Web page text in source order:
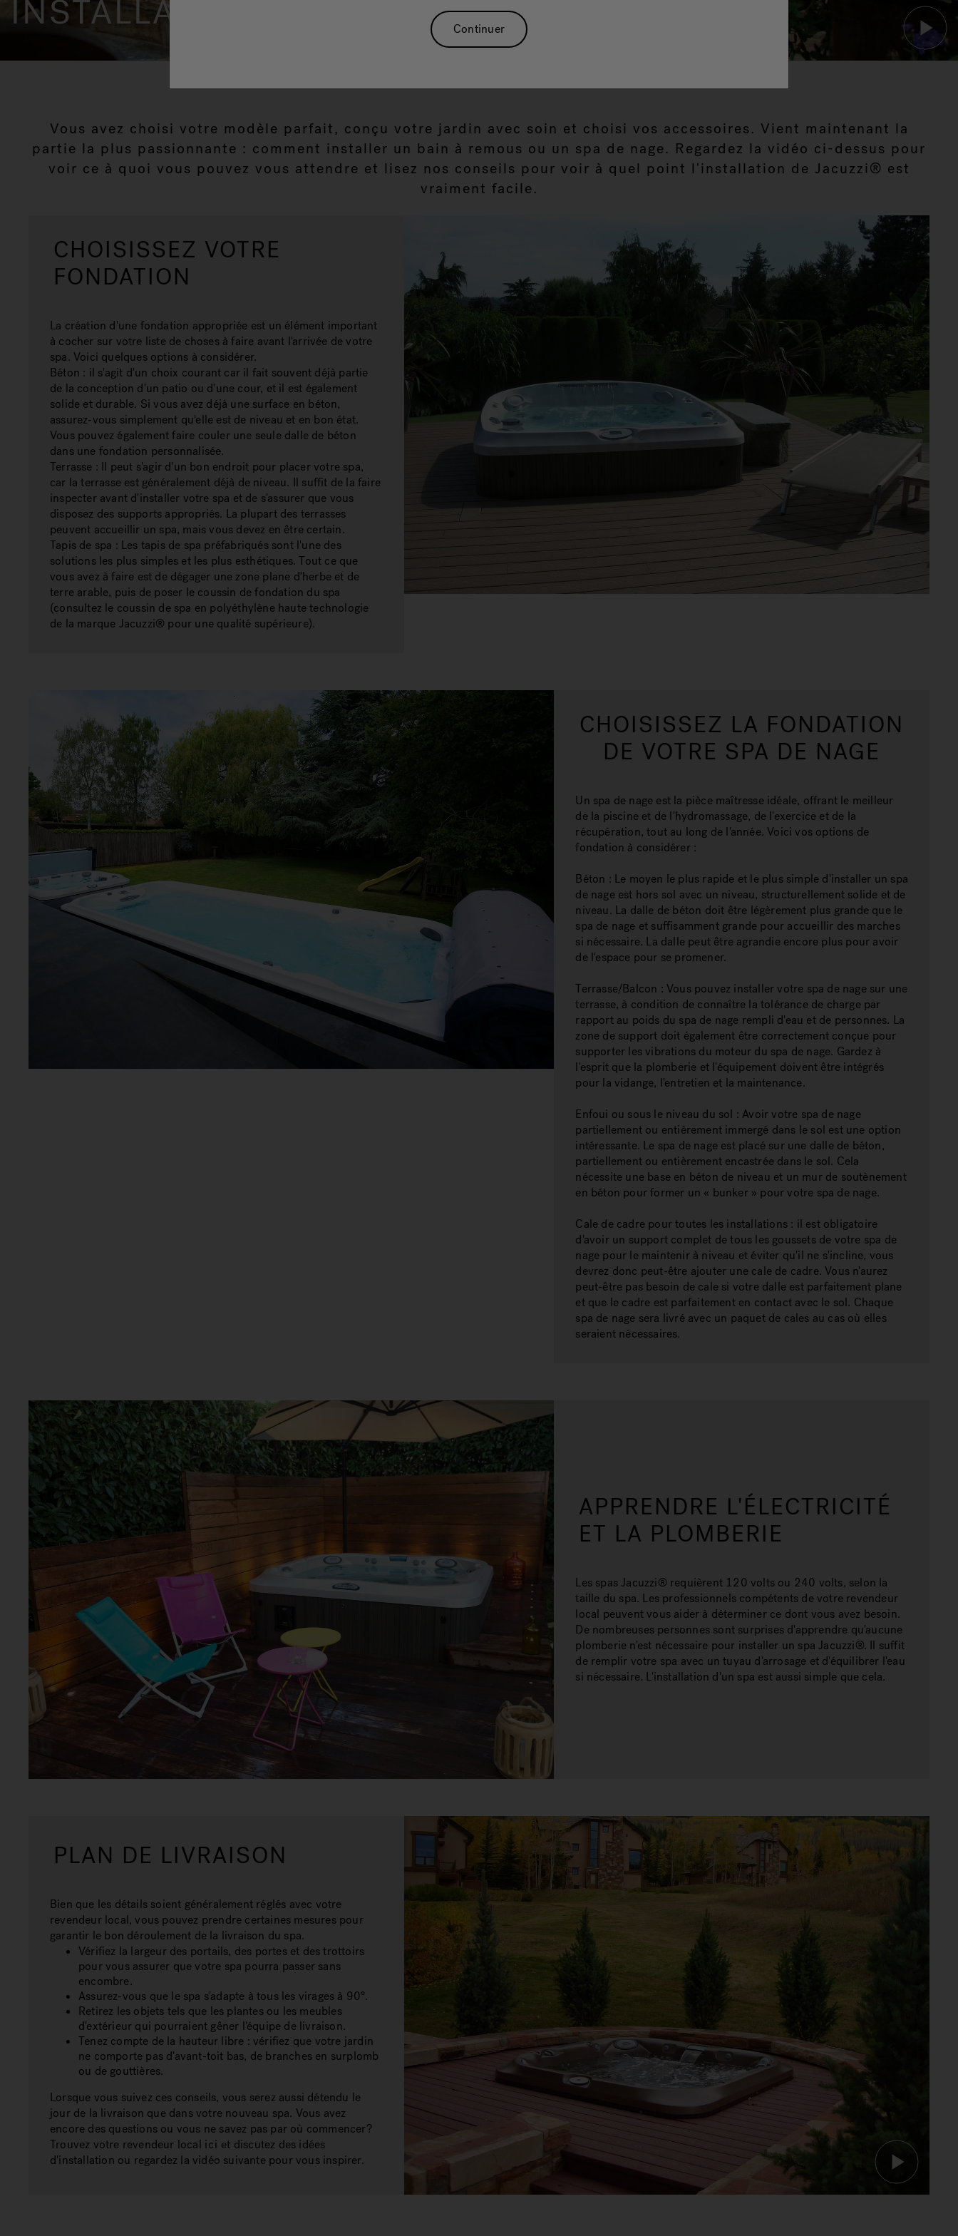
INSTALLATION DU SPA
Vous avez choisi votre modèle parfait, conçu votre jardin avec soin et choisi vos accessoires. Vient maintenant la
partie la plus passionnante : comment installer un bain à remous ou un spa de nage. Regardez la vidéo ci-dessus pour
voir ce à quoi vous pouvez vous attendre et lisez nos conseils pour voir à quel point l'installation de Jacuzzi® est
vraiment facile.
CHOISISSEZ VOTRE
FONDATION
La création d'une fondation appropriée est un élément important
à cocher sur votre liste de choses à faire avant l'arrivée de votre
spa. Voici quelques options à considérer.
Béton : il s'agit d'un choix courant car il fait souvent déjà partie
de la conception d'un patio ou d'une cour, et il est également
solide et durable. Si vous avez déjà une surface en béton,
assurez-vous simplement qu'elle est de niveau et en bon état.
Vous pouvez également faire couler une seule dalle de béton
dans une fondation personnalisée.
Terrasse : Il peut s'agir d'un bon endroit pour placer votre spa,
car la terrasse est généralement déjà de niveau. Il suffit de la faire
inspecter avant d'installer votre spa et de s'assurer que vous
disposez des supports appropriés. La plupart des terrasses
peuvent accueillir un spa, mais vous devez en être certain.
Tapis de spa : Les tapis de spa préfabriqués sont l'une des
solutions les plus simples et les plus esthétiques. Tout ce que
vous avez à faire est de dégager une zone plane d'herbe et de
terre arable, puis de poser le coussin de fondation du spa
(consultez le coussin de spa en polyéthylène haute technologie
de la marque Jacuzzi® pour une qualité supérieure).
CHOISISSEZ LA FONDATION
DE VOTRE SPA DE NAGE
Un spa de nage est la pièce maîtresse idéale, offrant le meilleur
de la piscine et de l'hydromassage, de l'exercice et de la
récupération, tout au long de l'année. Voici vos options de
fondation à considérer :
Béton : Le moyen le plus rapide et le plus simple d'installer un spa
de nage est hors sol avec un niveau, structurellement solide et de
niveau. La dalle de béton doit être légèrement plus grande que le
spa de nage et suffisamment grande pour accueillir des marches
si nécessaire. La dalle peut être agrandie encore plus pour avoir
de l'espace pour se promener.
Terrasse/Balcon : Vous pouvez installer votre spa de nage sur une
terrasse, à condition de connaître la tolérance de charge par
rapport au poids du spa de nage rempli d'eau et de personnes. La
zone de support doit également être correctement conçue pour
supporter les vibrations du moteur du spa de nage. Gardez à
l'esprit que la plomberie et l'équipement doivent être intégrés
pour la vidange, l'entretien et la maintenance.
Enfoui ou sous le niveau du sol : Avoir votre spa de nage
partiellement ou entièrement immergé dans le sol est une option
intéressante. Le spa de nage est placé sur une dalle de béton,
partiellement ou entièrement encastrée dans le sol. Cela
nécessite une base en béton de niveau et un mur de soutènement
en béton pour former un « bunker » pour votre spa de nage.
Cale de cadre pour toutes les installations : il est obligatoire
d'avoir un support complet de tous les goussets de votre spa de
nage pour le maintenir à niveau et éviter qu'il ne s'incline, vous
devrez donc peut-être ajouter une cale de cadre. Vous n'aurez
peut-être pas besoin de cale si votre dalle est parfaitement plane
et que le cadre est parfaitement en contact avec le sol. Chaque
spa de nage sera livré avec un paquet de cales au cas où elles
seraient nécessaires.
APPRENDRE L'ÉLECTRICITÉ
ET LA PLOMBERIE
Les spas Jacuzzi® requièrent 120 volts ou 240 volts, selon la
taille du spa. Les professionnels compétents de votre revendeur
local peuvent vous aider à déterminer ce dont vous avez besoin.
De nombreuses personnes sont surprises d'apprendre qu'aucune
plomberie n'est nécessaire pour installer un spa Jacuzzi®. Il suffit
de remplir votre spa avec un tuyau d'arrosage et d'équilibrer l'eau
si nécessaire. L'installation d'un spa est aussi simple que cela.
PLAN DE LIVRAISON
Bien que les détails soient généralement réglés avec votre
revendeur local, vous pouvez prendre certaines mesures pour
garantir le bon déroulement de la livraison du spa.
Vérifiez la largeur des portails, des portes et des trottoirs
pour vous assurer que votre spa pourra passer sans
encombre.
Assurez-vous que le spa s'adapte à tous les virages à 90°.
Retirez les objets tels que les plantes ou les meubles
d'extérieur qui pourraient gêner l'équipe de livraison.
Tenez compte de la hauteur libre : vérifiez que votre jardin
ne comporte pas d'avant-toit bas, de branches en surplomb
ou de gouttières.
Lorsque vous suivez ces conseils, vous serez aussi détendu le
jour de la livraison que dans votre nouveau spa. Vous avez
encore des questions ou vous ne savez pas par où commencer?
Trouvez votre revendeur local ici et discutez des idées
d'installation ou regardez la vidéo suivante pour vous inspirer.
Continuer